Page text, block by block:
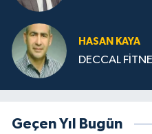
HASAN KAYA
DECCAL
Geçen Yıl Bugün